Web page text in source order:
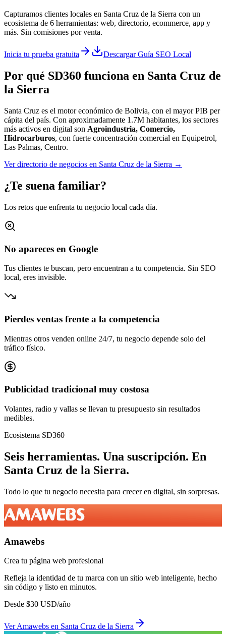
Capturamos clientes locales en Santa Cruz de la Sierra con un
ecosistema de 6 herramientas: web, directorio, ecommerce, app y
más. Sin comisiones por venta.
Inicia tu prueba gratuita Descargar Guía SEO Local
Por qué SD360 funciona en Santa Cruz de
la Sierra
Santa Cruz es el motor económico de Bolivia, con el mayor PIB per
cápita del país. Con aproximadamente 1.7M habitantes, los sectores
más activos en digital son Agroindustria, Comercio,
Hidrocarburos, con fuerte concentración comercial en Equipetrol,
Las Palmas, Centro.
Ver directorio de negocios en Santa Cruz de la Sierra →
¿Te suena familiar?
Los retos que enfrenta tu negocio local cada día.
No apareces en Google
Tus clientes te buscan, pero encuentran a tu competencia. Sin SEO
local, eres invisible.
Pierdes ventas frente a la competencia
Mientras otros venden online 24/7, tu negocio depende solo del
tráfico físico.
Publicidad tradicional muy costosa
Volantes, radio y vallas se llevan tu presupuesto sin resultados
medibles.
Ecosistema SD360
Seis herramientas. Una suscripción. En
Santa Cruz de la Sierra.
Todo lo que tu negocio necesita para crecer en digital, sin sorpresas.
Amawebs
Crea tu página web profesional
Refleja la identidad de tu marca con un sitio web inteligente, hecho
sin código y listo en minutos.
Desde $30 USD/año
VerAmawebs en Santa Cruz de la Sierra